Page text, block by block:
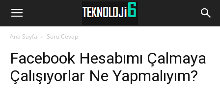
www.Teknoloji6.com
Ana Sayfa Soru Cevap
Facebook Hesabımı Çalmaya
Çalışıyorlar Ne Yapmalıyım?